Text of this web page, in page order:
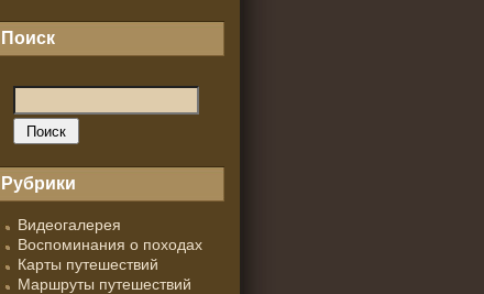
Поиск
Рубрики
Видеогалерея
Воспоминания о походах
Карты путешествий
Маршруты путешествий